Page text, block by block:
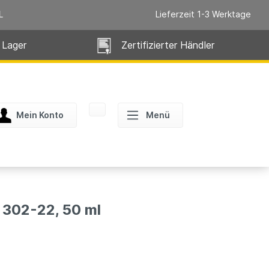
Lieferzeit 1-3 Werktage
Zertifizierter Händler
Mein Konto Menü
302-22, 50 ml